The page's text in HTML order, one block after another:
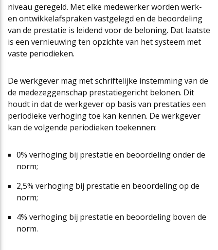
niveau geregeld. Met elke medewerker worden werk-
en ontwikkelafspraken vastgelegd en de beoordeling
van de prestatie is leidend voor de beloning. Dat laatste
is een vernieuwing ten opzichte van het systeem met
vaste periodieken.
De werkgever mag met schriftelijke instemming van de
de medezeggenschap prestatiegericht belonen. Dit
houdt in dat de werkgever op basis van prestaties een
periodieke verhoging toe kan kennen. De werkgever
kan de volgende periodieken toekennen:
0% verhoging bij prestatie en beoordeling onder de
norm;
2,5% verhoging bij prestatie en beoordeling op de
norm;
4% verhoging bij prestatie en beoordeling boven de
norm.